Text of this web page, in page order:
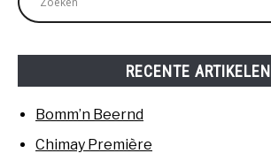
RECENTE ARTIKELEN
Bomm’n Beernd
Chimay Première